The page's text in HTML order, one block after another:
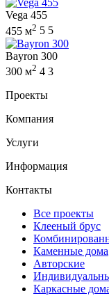
Vega 455
455 м2 5 5
Bayron 300
300 м2 4 3
Проекты
Компания
Услуги
Информация
Контакты
Все проекты
Клееный брус
Каменные дома
Авторские
Каркасные